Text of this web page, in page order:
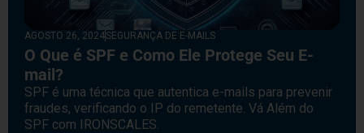
AGOSTO 26, 2024SEGURANÇA DE E-MAILS
O Que é SPF e Como Ele Protege Seu E-
mail?
SPF é uma técnica que autentica e-mails para prevenir
fraudes, verificando o IP do remetente. Vá Além do
SPF com IRONSCALES.